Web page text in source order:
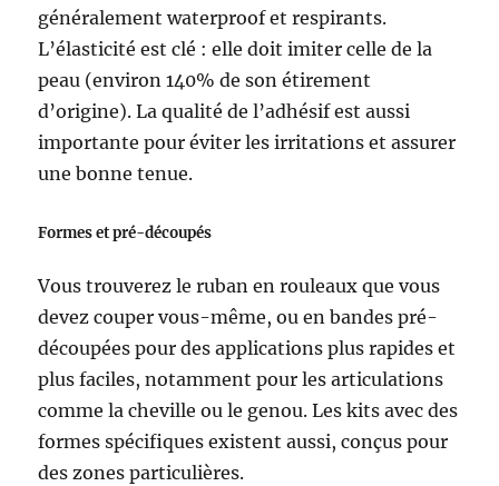
généralement waterproof et respirants.
L’élasticité est clé : elle doit imiter celle de la
peau (environ 140% de son étirement
d’origine). La qualité de l’adhésif est aussi
importante pour éviter les irritations et assurer
une bonne tenue.
Formes et pré-découpés
Vous trouverez le ruban en rouleaux que vous
devez couper vous-même, ou en bandes pré-
découpées pour des applications plus rapides et
plus faciles, notamment pour les articulations
comme la cheville ou le genou. Les kits avec des
formes spécifiques existent aussi, conçus pour
des zones particulières.